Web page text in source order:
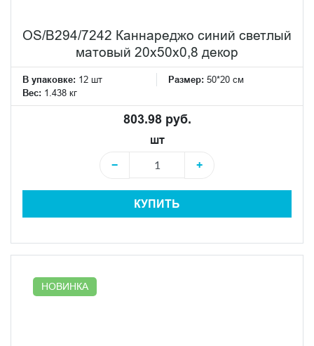
OS/B294/7242 Каннареджо синий светлый
матовый 20x50x0,8 декор
В упаковке: 12 шт Размер: 50*20 см
Вес: 1.438 кг
803.98 руб.
шт
−
+
КУПИТЬ
НОВИНКА